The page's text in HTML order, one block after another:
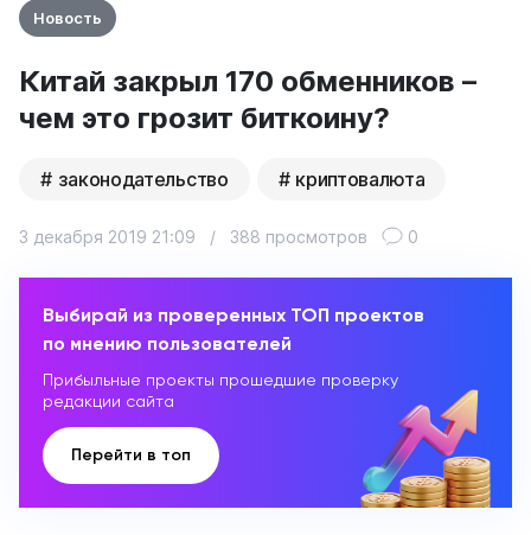
Новость
Китай закрыл 170 обменников –
чем это грозит биткоину?
законодательство криптовалюта
3 декабря 2019 21:09 / 388 просмотров 0
Выбирай из проверенных ТОП проектов
по мнению пользователей
Прибыльные проекты прошедшие проверку
редакции сайта
Перейти в топ